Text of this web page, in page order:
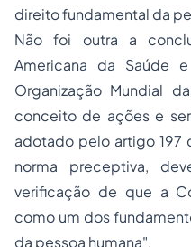
direito fundamental da
Não foi outra a
Americana da Saúde
Organização Mundial
conceito de ações e
adotado pelo artigo 197
norma preceptiva,
verificação de que a
como um dos
da pessoa humana".